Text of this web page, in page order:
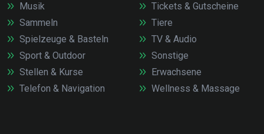
Musik
Sammeln
Spielzeuge & Basteln
Sport & Outdoor
Stellen & Kurse
Telefon & Navigation
Tickets & Gutscheine
Tiere
TV & Audio
Sonstige
Erwachsene
Wellness & Massage